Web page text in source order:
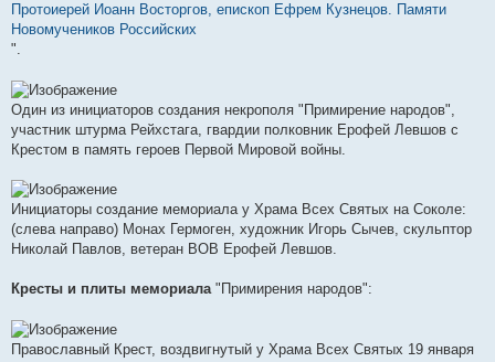
Протоиерей Иоанн Восторгов, епископ Ефрем Кузнецов. Памяти
Новомучеников Российских
".
Один из инициаторов создания некрополя "Примирение народов",
участник штурма Рейхстага, гвардии полковник Ерофей Левшов с
Крестом в память героев Первой Мировой войны.
Инициаторы создание мемориала у Храма Всех Святых на Соколе:
(слева направо) Монах Гермоген, художник Игорь Сычев, скульптор
Николай Павлов, ветеран ВОВ Ерофей Левшов.
Кресты и плиты мемориала"Примирения народов":
Православный Крест, воздвигнутый у Храма Всех Святых 19 января